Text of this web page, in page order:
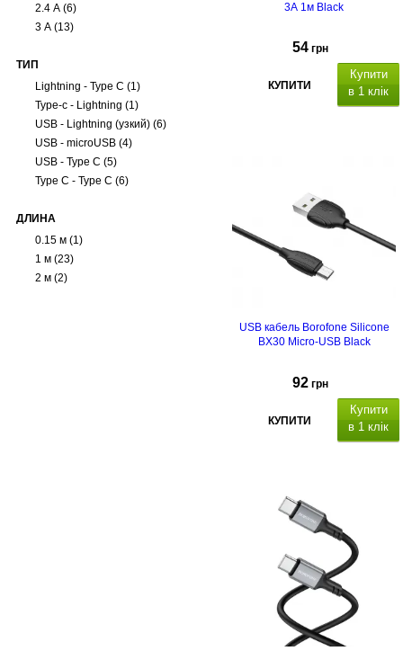
2.4 А (6)
3 А (13)
ТИП
Lightning - Type C (1)
Type-c - Lightning (1)
USB - Lightning (узкий) (6)
USB - microUSB (4)
USB - Type C (5)
Type C - Type C (6)
ДЛИНА
0.15 м (1)
1 м (23)
2 м (2)
3А 1м Black
54 грн
КУПИТИ
Купити
в 1 клік
USB кабель Borofone Silicone
BX30 Micro-USB Black
92 грн
КУПИТИ
Купити
в 1 клік